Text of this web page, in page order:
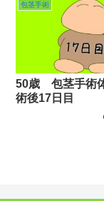
包茎手術
50歳 包茎手術
術後17日目